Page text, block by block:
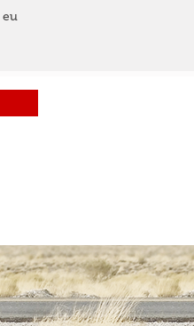
eu